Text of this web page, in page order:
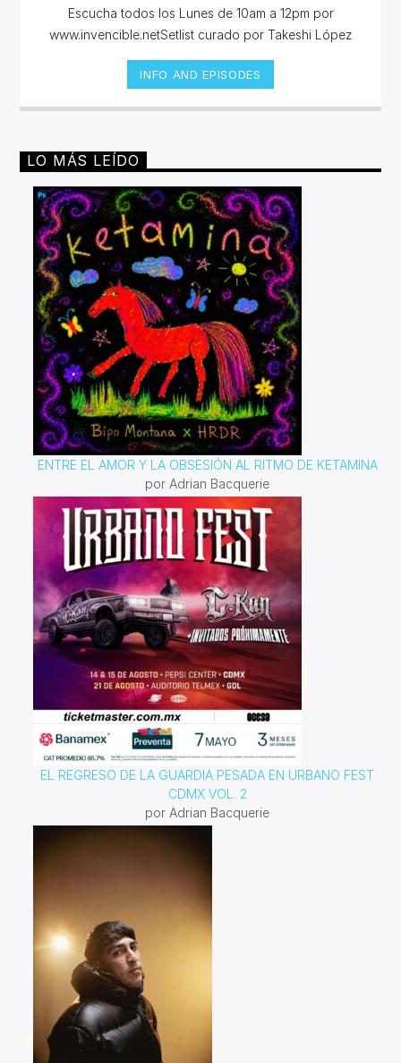
Escucha todos los Lunes de 10am a 12pm por
www.invencible.netSetlist curado por Takeshi López
INFO AND EPISODES
LO MÁS LEÍDO
ENTRE EL AMOR Y LA OBSESIÓN AL RITMO DE KETAMINA
por Adrian Bacquerie
EL REGRESO DE LA GUARDIA PESADA EN URBANO FEST
CDMX VOL. 2
por Adrian Bacquerie